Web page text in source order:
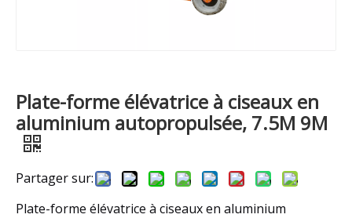
Plate-forme élévatrice à ciseaux en
aluminium autopropulsée, 7.5M 9M
Partager sur:
Plate-forme élévatrice à ciseaux en aluminium